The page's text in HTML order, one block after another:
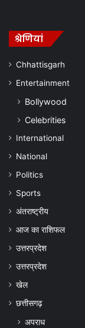
श्रेणियां
Chhattisgarh
Entertainment
Bollywood
Celebrities
International
National
Politics
Sports
अंतराष्ट्रीय
आज का राशिफल
उत्तरप्रदेश
उत्तरप्रदेश
खेल
छत्तीसगढ़
अपराध